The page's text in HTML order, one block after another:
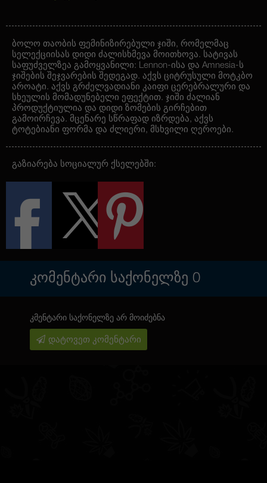
ბოლო თაობის ფემინიზირებული ჯიში, რომელმაც
სელექციისას დიდი ძალისხმევა მოითხოვა. სატივას
საფუძველზეა გამოყვანილი: Lennon-ისა და Amnesia-ს
ჯიშების შეჯვარების შედეგად. აქვს ციტრუსული მოტკბო
აროატი. აქვს გრძელვადიანი კაიფი ცერებრალური და
სხეულის მომადუნებელი ეფექტით. ჯიში ძალიან
პროდუქტიულია და დიდი ზომების გირჩებით
გამოირჩევა. მცენარე სწრაფად იზრდება, აქვს
ტოტებიანი ფორმა და ძლიერი, მსხვილი ღეროები.
გაზიარება სოციალურ ქსელებში:
ᲙᲝᲛᲔᲜᲢᲐᲠᲘ ᲡᲐᲥᲝᲜᲔᲚᲖᲔ 0
კმენტარი საქონელზე არ მოიძებნა
დატოვეთ კომენტარი